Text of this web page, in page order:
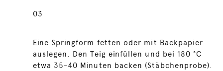
03
Eine Springform fetten oder mit Backpapier
auslegen. Den Teig einfüllen und bei 180 °C
etwa 35-40 Minuten backen (Stäbchenprobe).